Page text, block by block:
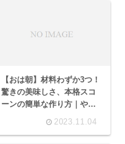
【おは朝】材料わずか3つ！
驚きの美味しさ、本格スコ
ーンの簡単な作り方｜やる
2023.11.04